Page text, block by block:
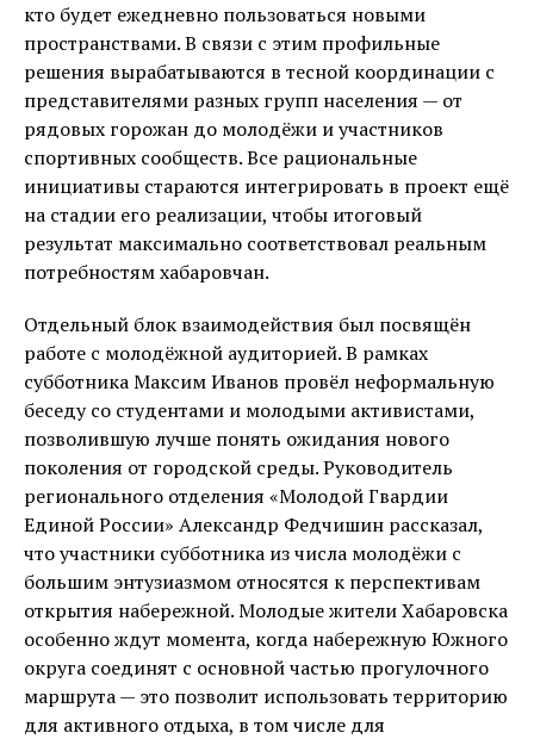
кто будет ежедневно пользоваться новыми
пространствами. В связи с этим профильные
решения вырабатываются в тесной координации с
представителями разных групп населения — от
рядовых горожан до молодёжи и участников
спортивных сообществ. Все рациональные
инициативы стараются интегрировать в проект ещё
на стадии его реализации, чтобы итоговый
результат максимально соответствовал реальным
потребностям хабаровчан.
Отдельный блок взаимодействия был посвящён
работе с молодёжной аудиторией. В рамках
субботника Максим Иванов провёл неформальную
беседу со студентами и молодыми активистами,
позволившую лучше понять ожидания нового
поколения от городской среды. Руководитель
регионального отделения «Молодой Гвардии
Единой России» Александр Федчишин рассказал,
что участники субботника из числа молодёжи с
большим энтузиазмом относятся к перспективам
открытия набережной. Молодые жители Хабаровска
особенно ждут момента, когда набережную Южного
округа соединят с основной частью прогулочного
маршрута — это позволит использовать территорию
для активного отдыха, в том числе для